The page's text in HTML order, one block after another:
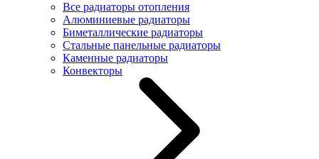
Все радиаторы отопления
Алюминиевые радиаторы
Биметаллические радиаторы
Стальные панельные радиаторы
Каменные радиаторы
Конвекторы